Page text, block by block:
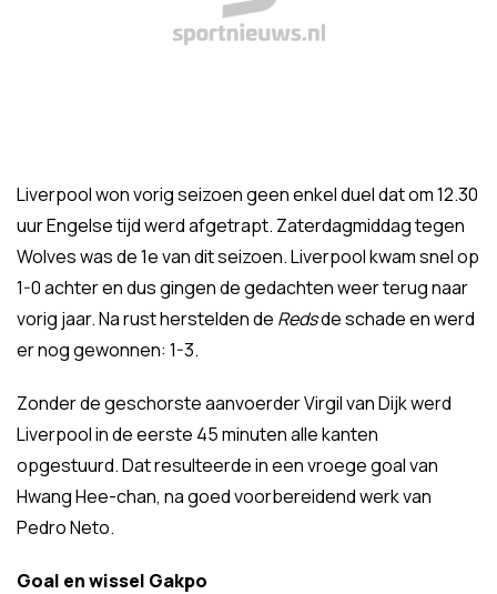
Liverpool won vorig seizoen geen enkel duel dat om 12.30
uur Engelse tijd werd afgetrapt. Zaterdagmiddag tegen
Wolves was de 1e van dit seizoen. Liverpool kwam snel op
1-0 achter en dus gingen de gedachten weer terug naar
vorig jaar. Na rust herstelden de Redsde schade en werd
er nog gewonnen: 1-3.
Zonder de geschorste aanvoerder Virgil van Dijk werd
Liverpool in de eerste 45 minuten alle kanten
opgestuurd. Dat resulteerde in een vroege goal van
Hwang Hee-chan, na goed voorbereidend werk van
Pedro Neto.
Goal en wissel Gakpo